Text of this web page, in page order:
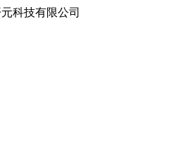
科技有限公司